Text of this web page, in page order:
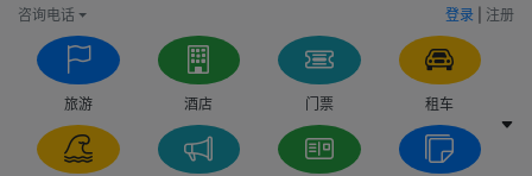
咨询电话 登录 注册
旅游 酒店 门票 租车